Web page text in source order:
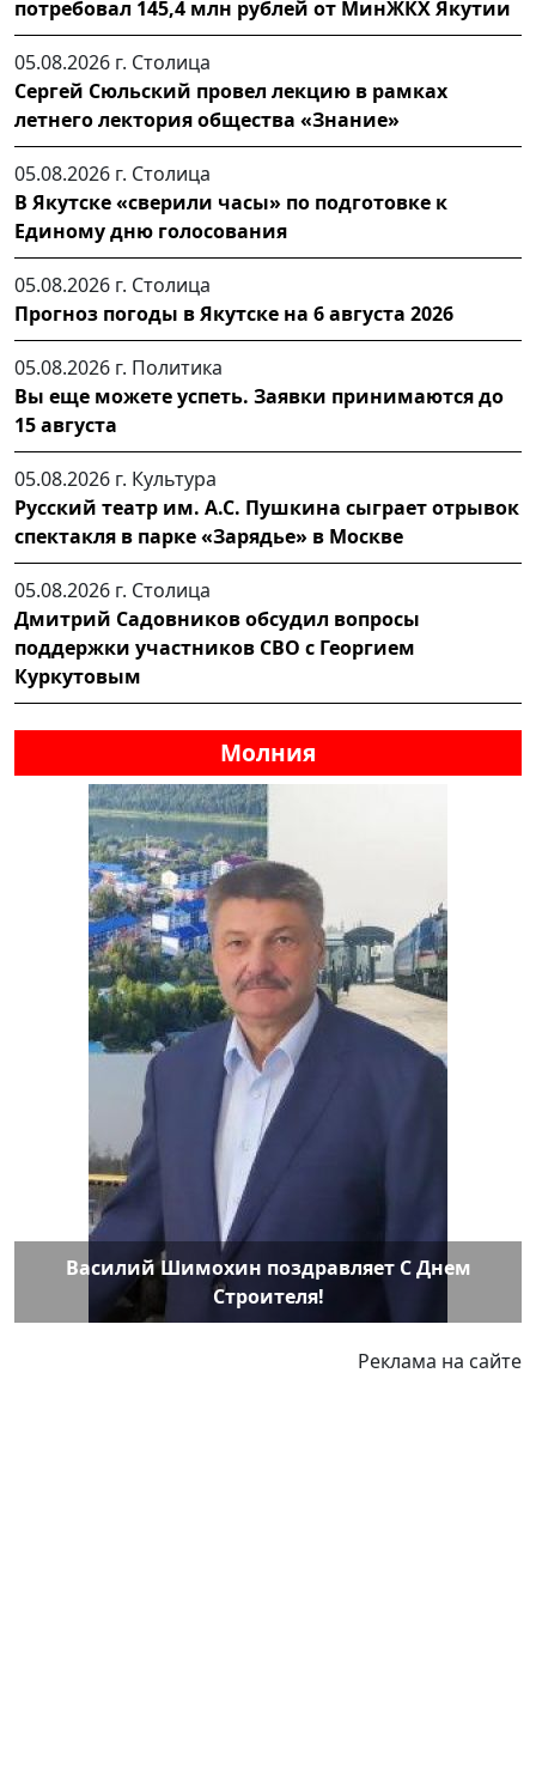
потребовал 145,4 млн рублей от МинЖКХ Якутии
05.08.2026 г. Столица
Сергей Сюльский провел лекцию в рамках
летнего лектория общества «Знание»
05.08.2026 г. Столица
В Якутске «сверили часы» по подготовке к
Единому дню голосования
05.08.2026 г. Столица
Прогноз погоды в Якутске на 6 августа 2026
05.08.2026 г. Политика
Вы еще можете успеть. Заявки принимаются до
15 августа
05.08.2026 г. Культура
Русский театр им. А.С. Пушкина сыграет отрывок
спектакля в парке «Зарядье» в Москве
05.08.2026 г. Столица
Дмитрий Садовников обсудил вопросы
поддержки участников СВО с Георгием
Куркутовым
Молния
Василий Шимохин поздравляет С Днем
Строителя!
Реклама на сайте